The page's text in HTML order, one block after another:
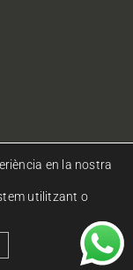
de cookies
en la nostra
utilitzant o